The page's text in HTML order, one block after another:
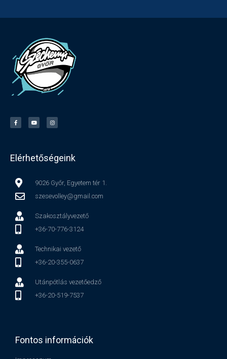
Elérhetőségeink
9026 Győr, Egyetem tér 1.
szesevolley@gmail.com
Szakosztályvezető
+36-70-776-3124
Technikai vezető
+36-20-355-0637
Utánpótlás vezetőedző
+36-20-519-7537
Fontos információk